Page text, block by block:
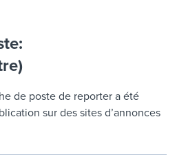
de poste de reporter a été
sur des sites d’annonces